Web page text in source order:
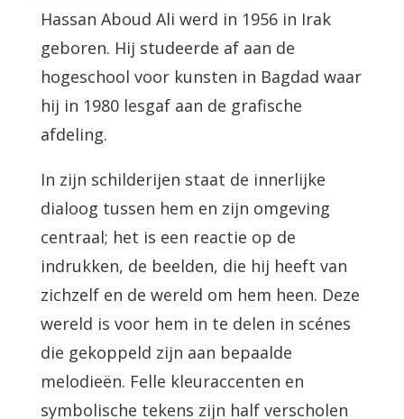
Hassan Aboud Ali werd in 1956 in Irak
geboren. Hij studeerde af aan de
hogeschool voor kunsten in Bagdad waar
hij in 1980 lesgaf aan de grafische
afdeling.
In zijn schilderijen staat de innerlijke
dialoog tussen hem en zijn omgeving
centraal; het is een reactie op de
indrukken, de beelden, die hij heeft van
zichzelf en de wereld om hem heen. Deze
wereld is voor hem in te delen in scénes
die gekoppeld zijn aan bepaalde
melodieën. Felle kleuraccenten en
symbolische tekens zijn half verscholen